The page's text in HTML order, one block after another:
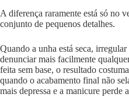
A diferença raramente está só no
conjunto de pequenos detalhes.
Quando a unha está seca,
denunciar mais facilmente
feita sem base, o resultado
quando o acabamento final não
mais depressa e a manicure perde